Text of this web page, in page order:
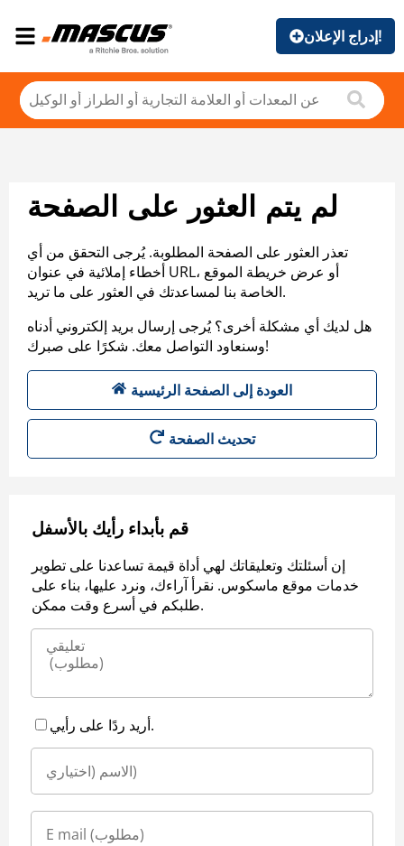
إدراج الإعلان!
لم يتم العثور على الصفحة
تعذر العثور على الصفحة المطلوبة. يُرجى التحقق من أي
أخطاء إملائية في عنوان URL، أو عرض خريطة الموقع
الخاصة بنا لمساعدتك في العثور على ما تريد.
هل لديك أي مشكلة أخرى؟ يُرجى إرسال بريد إلكتروني أدناه
وسنعاود التواصل معك. شكرًا على صبرك!
العودة إلى الصفحة الرئيسية
تحديث الصفحة
قم بأبداء رأيك بالأسفل
إن أسئلتك وتعليقاتك لهي أداة قيمة تساعدنا على تطوير
خدمات موقع ماسكوس. نقرأ آراءك، ونرد عليها، بناء على
طلبكم في أسرع وقت ممكن.
أريد ردًا على رأيي.